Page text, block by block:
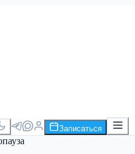
Записаться